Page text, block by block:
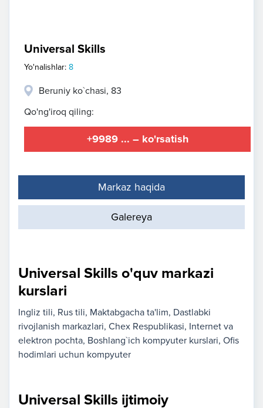
Universal Skills
Yo'nalishlar: 8
Beruniy ko`chasi, 83
Qo'ng'iroq qiling:
+9989 ... – ko'rsatish
Markaz haqida
Galereya
Universal Skills o'quv markazi
kurslari
Ingliz tili Rus tili Maktabgacha ta'lim Dastlabki
rivojlanish markazlari Chex Respublikasi Internet va
elektron pochta Boshlang`ich kompyuter kurslari Ofis
hodimlari uchun kompyuter
Universal Skills ijtimoiy